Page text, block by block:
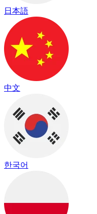
日本語
中文
한국어